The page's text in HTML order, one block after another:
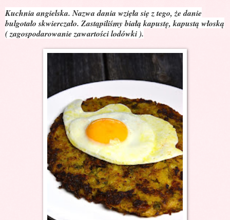
Kuchnia angielska. Nazwa dania wzięła się z tego, że danie
bulgotało skwierczało. Zastąpiliśmy białą kapustę, kapustą włoską
( zagospodarowanie zawartości lodówki ).